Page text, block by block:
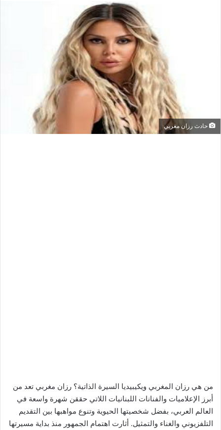
حادث رزان مغربي
من هي رزان المغربي ويكيبيديا السيرة الذاتية؟ رزان مغربي تعد من
أبرز الإعلاميات والفنانات اللبنانيات اللاتي حققن شهرة واسعة في
العالم العربي، بفضل شخصيتها الحيوية وتنوع مواهبها بين التقديم
التلفزيوني والغناء والتمثيل. أثارت اهتمام الجمهور منذ بداية مسيرتها